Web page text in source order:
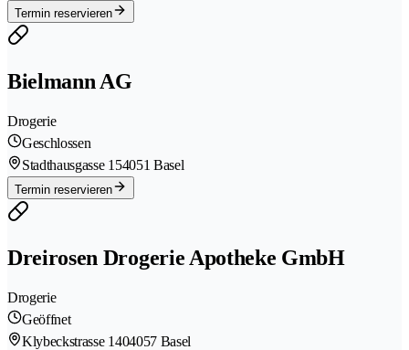
Termin reservieren
Bielmann AG
Drogerie
Geschlossen
Stadthausgasse 154051 Basel
Termin reservieren
Dreirosen Drogerie Apotheke GmbH
Drogerie
Geöffnet
Klybeckstrasse 1404057 Basel